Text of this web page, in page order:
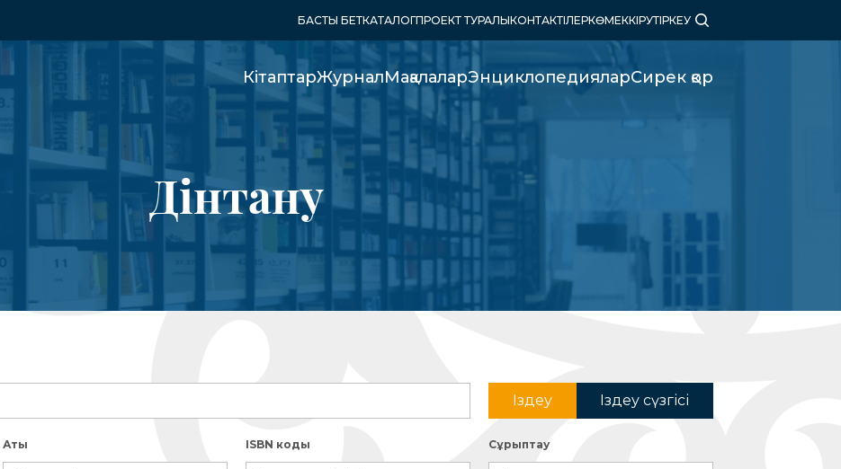
БАСТЫ БЕТКАТАЛОГПРОЕКТ ТУРАЛЫКОНТАКТІЛЕРКӨМЕККІРУТІРКЕУ
КітаптарЖурналМақалаларЭнциклопедияларСирек қор
Дінтану
Іздеу Іздеу сүзгісі
Аты ISBN коды Сұрыптау